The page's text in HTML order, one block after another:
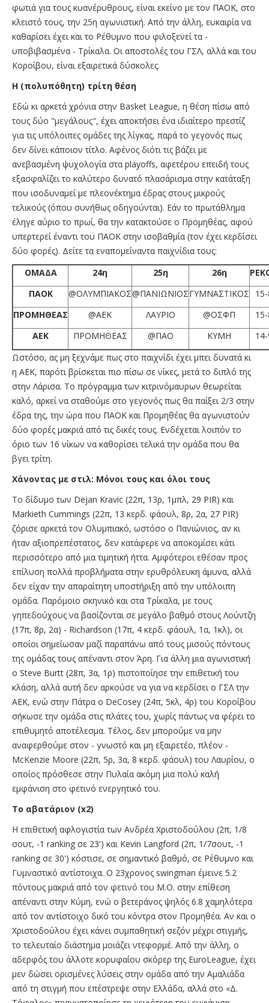
φωτιά για τους κυανέρυθρους, είναι εκείνο με τον ΠΑΟΚ, στο
κλειστό τους, την 25η αγωνιστική. Από την άλλη, ευκαιρία να
καθαρίσει έχει και το Ρέθυμνο που φιλοξενεί τα -
υποβιβασμένα - Τρίκαλα. Οι αποστολές του ΓΣΛ, αλλά και του
Κοροίβου, είναι εξαιρετικά δύσκολες.
Η (πολυπόθητη) τρίτη θέση
Εδώ κι αρκετά χρόνια στην Basket League, η θέση πίσω από
τους δύο "μεγάλους", έχει αποκτήσει ένα ιδιαίτερο πρεστίζ
για τις υπόλοιπες ομάδες της λίγκας, παρά το γεγονός πως
δεν δίνει κάποιον τίτλο. Αφένος διότι τις βάζει με
ανεβασμένη ψυχολογία στα playoffs, αφετέρου επειδή τους
εξασφαλίζει το καλύτερο δυνατό πλασάρισμα στην κατάταξη
που ισοδυναμεί με πλεονέκτημα έδρας στους μικρούς
τελικούς (όπου συνήθως οδηγούνται). Εάν το πρωτάθλημα
έληγε αύριο το πρωί, θα την κατακτούσε ο Προμηθέας, αφού
υπερτερεί έναντι του ΠΑΟΚ στην ισοβαθμία (τον έχει κερδίσει
δύο φορές). Δείτε τα εναπομείναντα παιχνίδια τους:
ΟΜΑΔΑ
24η 25η 26η
ΠΑΟΚ
@ΟΛΥΜΠΙΑΚΟΣ@ΠΑΝΙΩΝΙΟΣΓΥΜΝΑΣΤΙΚΟΣ
ΠΡΟΜΗΘΕΑΣ
@ΑΕΚ ΛΑΥΡΙΟ @ΟΣΦΠ
ΑΕΚ
ΠΡΟΜΗΘΕΑΣ @ΠΑΟ ΚΥΜΗ
Ωστόσο, ας μη ξεχνάμε πως στο παιχνίδι έχει μπει δυνατά κι
η ΑΕΚ, παρότι βρίσκεται πιο πίσω σε νίκες, μετά το διπλό της
στην Λάρισα. Το πρόγραμμα των κιτρινόμαυρων θεωρείται
καλό, αρκεί να σταθούμε στο γεγονός πως θα παίξει 2/3 στην
έδρα της, την ώρα που ΠΑΟΚ και Προμηθέας θα αγωνιστούν
δύο φορές μακριά από τις δικές τους. Ενδέχεται λοιπόν το
όριο των 16 νίκων να καθορίσει τελικά την ομάδα που θα
βγει τρίτη.
Χάνοντας με στιλ: Μόνοι τους και όλοι τους
Το δίδυμο των Dejan Kravic (22π, 13ρ, 1μπλ, 29 PIR) και
Markieth Cummings (22π, 13 κερδ. φάουλ, 8ρ, 2α, 27 PIR)
ζόρισε αρκετά τον Ολυμπιακό, ωστόσο ο Πανιώνιος, αν κι
ήταν αξιοπρεπέστατος, δεν κατάφερε να αποκομίσει κάτι
περισσότερο από μια τιμητική ήττα. Αμφότεροι εθέσαν προς
επίλυση πολλά προβλήματα στην ερυθρόλευκη άμυνα, αλλά
δεν είχαν την απαραίτητη υποστήριξη από την υπόλοιπη
ομάδα. Παρόμοιο σκηνικό και στα Τρίκαλα, με τους
γηπεδούχους να βασίζονται σε μεγάλο βαθμό στους Λούντζη
(17π, 8ρ, 2α) - Richardson (17π, 4 κερδ. φάουλ, 1α, 1κλ), οι
οποίοι σημείωσαν μαζί παραπάνω από τους μισούς πόντους
της ομάδας τους απέναντι στον Άρη. Για άλλη μια αγωνιστική
ο Steve Burtt (28π, 3α, 1ρ) πιστοποίησε την επιθετική του
κλάση, αλλά αυτή δεν αρκούσε να για να κερδίσει ο ΓΣΛ την
ΑΕΚ, ενώ στην Πάτρα ο DeCosey (24π, 5κλ, 4ρ) του Κοροίβου
σήκωσε την ομάδα στις πλάτες του, χωρίς πάντως να φέρει το
επιθυμητό αποτέλεσμα. Τέλος, δεν μπορούμε να μην
αναφερθούμε στον - γνωστό και μη εξαιρετέο, πλέον -
McKenzie Moore (22π, 5ρ, 3α, 8 κερδ. φάουλ) του Λαυρίου, ο
οποίος πρόσθεσε στην Πυλαία ακόμη μια πολύ καλή
εμφάνιση στο φετινό ενεργητικό του.
Το αβατάριον (x2)
Η επιθετική αφλογιστία των Ανδρέα Χριστοδούλου (2π, 1/8
σουτ, -1 ranking σε 23') και Kevin Langford (2π, 1/7σουτ, -1
ranking σε 30') κόστισε, σε σημαντικό βαθμό, σε Ρέθυμνο και
Γυμναστικό αντίστοιχα. Ο 23χρονος swingman έμεινε 5.2
πόντους μακριά από τον φετινό του Μ.Ο. στην επίθεση
απέναντι στην Κύμη, ενώ ο βετεράνος ψηλός 6.8 χαμηλότερα
από τον αντίστοιχο δικό του κόντρα στον Προμηθέα. Αν και ο
Χριστοδούλου έχει κάνει συμπαθητική σεζόν μέχρι στιγμής,
το τελευταίο διάστημα μοιάζει ντεφορμέ. Από την άλλη, ο
αδερφός του άλλοτε κορυφαίου σκόρερ της EuroLeague, έχει
μεν δώσει ορισμένες λύσεις στην ομάδα από την Αμαλιάδα
από τη στιγμή που επέστρεψε στην Ελλάδα, αλλά στο «Δ.